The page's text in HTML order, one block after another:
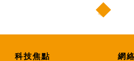
科技焦點 網